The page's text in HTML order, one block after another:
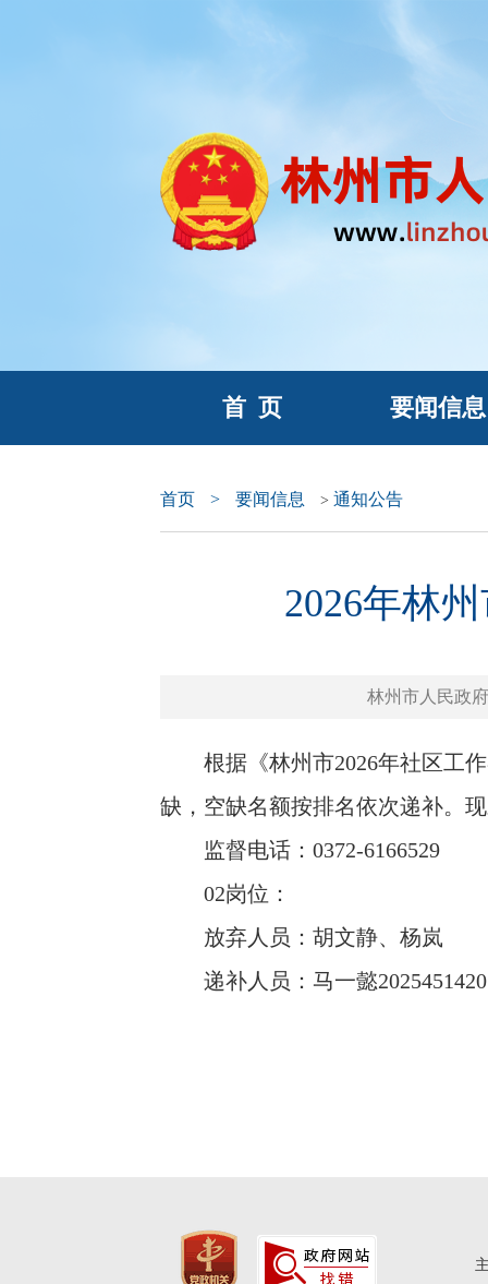
首 页 要闻信息
首页 > 要闻信息 > 通知公告
2026年林
林州市人民政
根据《林州市2026年社区工作
缺，空缺名额按排名依次递补。
监督电话：0372-6166529
02岗位：
放弃人员：胡文静、杨岚
递补人员：马一懿